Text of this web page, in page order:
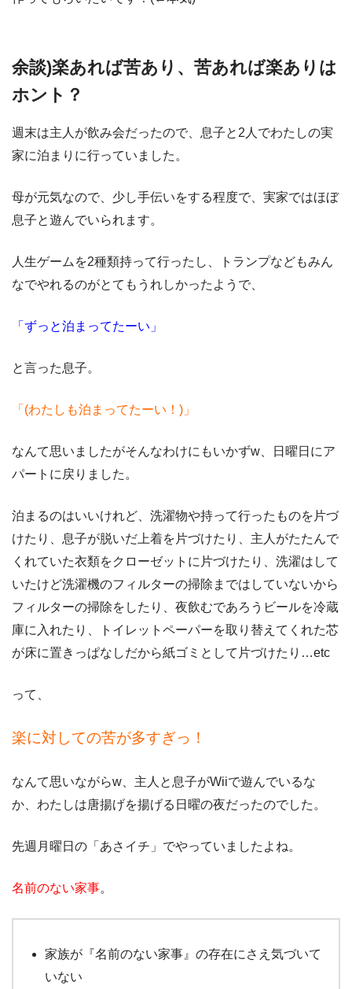
余談)楽あれば苦あり、苦あれば楽ありは
ホント？
週末は主人が飲み会だったので、息子と2人でわたしの実
家に泊まりに行っていました。
母が元気なので、少し手伝いをする程度で、実家ではほぼ
息子と遊んでいられます。
人生ゲームを2種類持って行ったし、トランプなどもみん
なでやれるのがとてもうれしかったようで、
「ずっと泊まってたーい」
と言った息子。
「(わたしも泊まってたーい！)」
なんて思いましたがそんなわけにもいかずw、日曜日にア
パートに戻りました。
泊まるのはいいけれど、洗濯物や持って行ったものを片づ
けたり、息子が脱いだ上着を片づけたり、主人がたたんで
くれていた衣類をクローゼットに片づけたり、洗濯はして
いたけど洗濯機のフィルターの掃除まではしていないから
フィルターの掃除をしたり、夜飲むであろうビールを冷蔵
庫に入れたり、トイレットペーパーを取り替えてくれた芯
が床に置きっぱなしだから紙ゴミとして片づけたり…etc
って、
楽に対しての苦が多すぎっ！
なんて思いながらw、主人と息子がWiiで遊んでいるな
か、わたしは唐揚げを揚げる日曜の夜だったのでした。
先週月曜日の「あさイチ」でやっていましたよね。
名前のない家事。
家族が『名前のない家事』の存在にさえ気づいて
いない